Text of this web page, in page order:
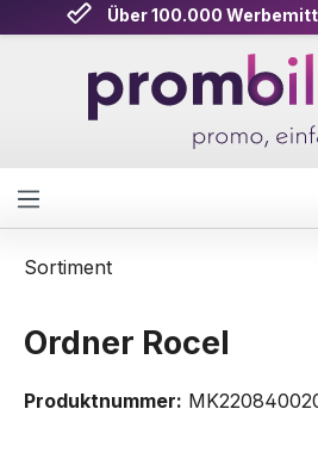
Zum Hauptinhalt springen
Über 100.000
Sortiment
Ordner Rocel
Produktnummer: